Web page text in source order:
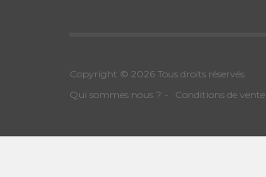
Copyright © 2026 Tous droits réservés
Qui sommes nous ?
Conditions de vente